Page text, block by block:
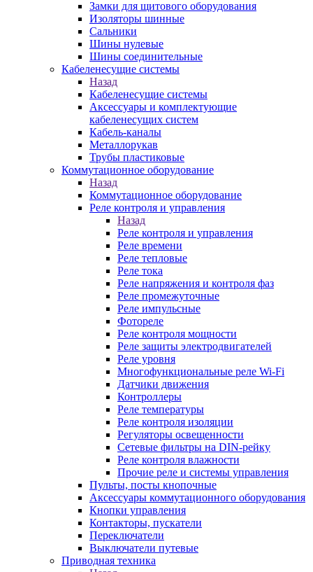
Замки для щитового оборудования
Изоляторы шинные
Сальники
Шины нулевые
Шины соединительные
Кабеленесущие системы
Назад
Кабеленесущие системы
Аксессуары и комплектующие
кабеленесущих систем
Кабель-каналы
Металлорукав
Трубы пластиковые
Коммутационное оборудование
Назад
Коммутационное оборудование
Реле контроля и управления
Назад
Реле контроля и управления
Реле времени
Реле тепловые
Реле тока
Реле напряжения и контроля фаз
Реле промежуточные
Реле импульсные
Фотореле
Реле контроля мощности
Реле защиты электродвигателей
Реле уровня
Многофункциональные реле Wi-Fi
Датчики движения
Контроллеры
Реле температуры
Реле контроля изоляции
Регуляторы освещенности
Сетевые фильтры на DIN-рейку
Реле контроля влажности
Прочие реле и системы управления
Пульты, посты кнопочные
Аксессуары коммутационного оборудования
Кнопки управления
Контакторы, пускатели
Переключатели
Выключатели путевые
Приводная техника